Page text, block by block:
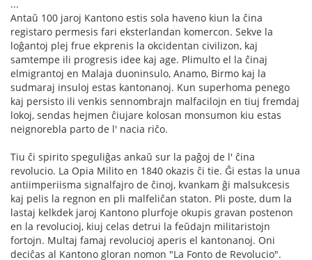
...
Antaŭ 100 jaroj Kantono estis sola haveno kiun la ĉina
registaro permesis fari eksterlandan komercon. Sekve la
loĝantoj plej frue ekprenis la okcidentan civilizon, kaj
samtempe ili progresis idee kaj age. Plimulto el la ĉinaj
elmigrantoj en Malaja duoninsulo, Anamo, Birmo kaj la
sudmaraj insuloj estas kantonanoj. Kun superhoma penego
kaj persisto ili venkis sennombrajn malfacilojn en tiuj fremdaj
lokoj, sendas hejmen ĉiujare kolosan monsumon kiu estas
neignorebla parto de l' nacia riĉo.
Tiu ĉi spirito speguliĝas ankaŭ sur la paĝoj de l' ĉina
revolucio. La Opia Milito en 1840 okazis ĉi tie. Ĝi estas la unua
antiimperiisma signalfajro de ĉinoj, kvankam ĝi malsukcesis
kaj pelis la regnon en pli malfeliĉan staton. Pli poste, dum la
lastaj kelkdek jaroj Kantono plurfoje okupis gravan postenon
en la revolucioj, kiuj celas detrui la feŭdajn militaristojn
fortojn. Multaj famaj revolucioj aperis el kantonanoj. Oni
deciĉas al Kantono gloran nomon "La Fonto de Revolucio".